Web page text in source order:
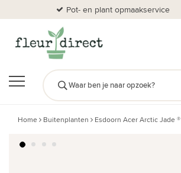
Pot- en plant opmaakservice
Home Buitenplanten Esdoorn Acer Arctic Jade ®